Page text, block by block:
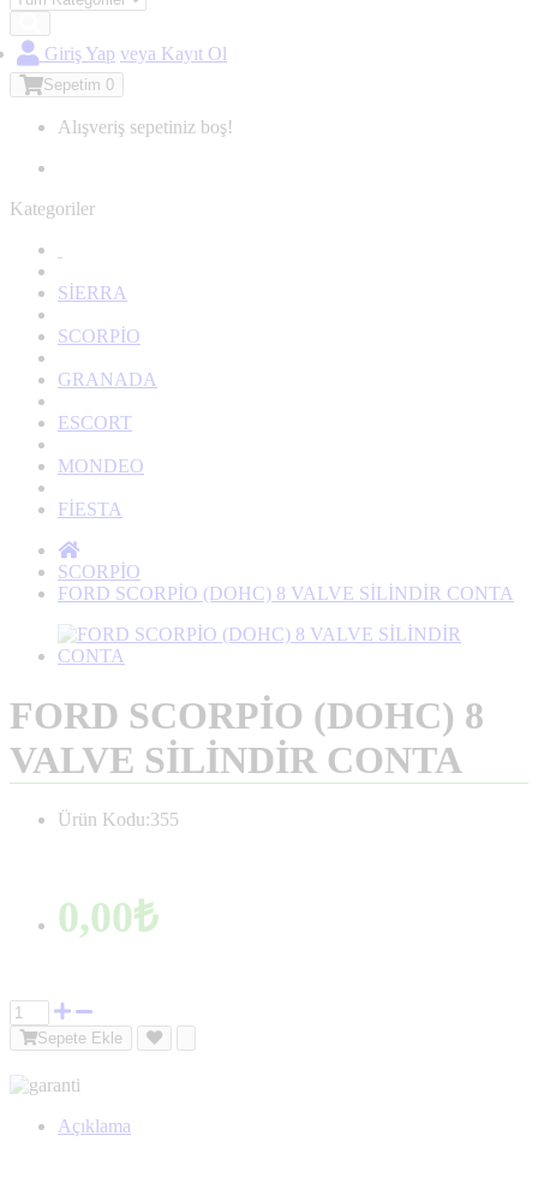
Giriş Yap veya Kayıt Ol
Sepetim 0
Alışveriş sepetiniz boş!
Kategoriler
SİERRA
SCORPİO
GRANADA
ESCORT
MONDEO
FİESTA
SCORPİO
FORD SCORPİO (DOHC) 8 VALVE SİLİNDİR CONTA
FORD SCORPİO (DOHC) 8
VALVE SİLİNDİR CONTA
Ürün Kodu:355
0,00₺
Sepete Ekle
Açıklama